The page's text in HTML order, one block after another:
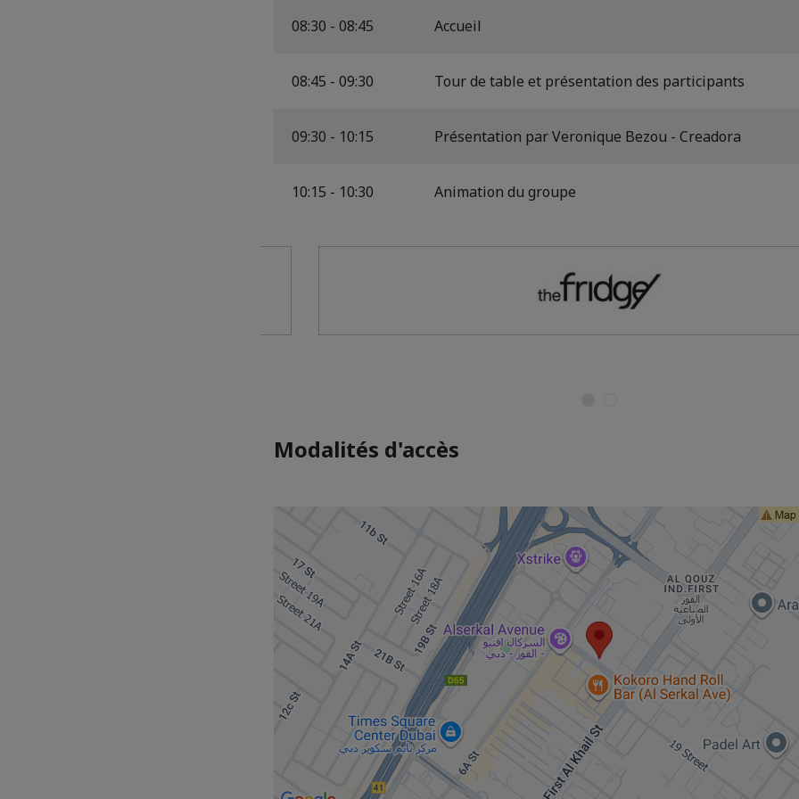
08:30 - 08:45 Accueil
08:45 - 09:30 Tour de table et présentation des participants
09:30 - 10:15 Présentation par Veronique Bezou - Creadora
10:15 - 10:30 Animation du groupe
Modalités d'accès